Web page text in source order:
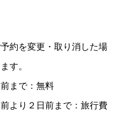
約を変更・取り消した場
す。
まで：無料
より２日前まで：旅行費